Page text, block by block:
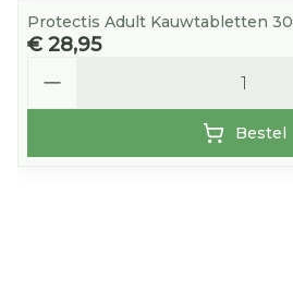
Protectis Adult Kauwtabletten 30
€ 28,95
Bestel